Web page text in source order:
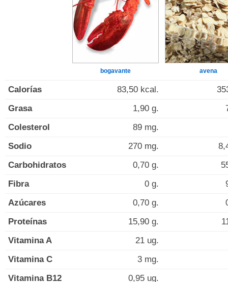
bogavante avena
Calorías 83,50 kcal.
Grasa
1,90 g.
Colesterol
89 mg.
Sodio
270 mg.
Carbohidratos
0,70 g.
Fibra
0 g.
Azúcares
0,70 g.
Proteínas
15,90 g.
Vitamina A
21 ug.
Vitamina C
3 mg.
Vitamina B12
0,95 ug.